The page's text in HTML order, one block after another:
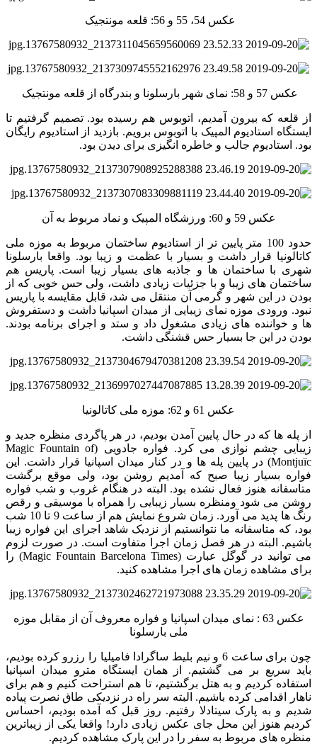
عکس 54، 55 و 56: قلعه مونتجیک
عکس 57 و 58: نمای شهر بارسلونا و بندرگاه از قلعه مونتجیک
از قلعه که بیرون آمدیم، اتوبوس هم رسیده بود. تصمیم گرفتیم تا
ایستگاه استادیوم المپیک با اتوبوس برویم. بازدید از استادیوم رایگان
بود. استادیوم جالب و خاطره انگیزی برای دیدن بود.
عکس 59 و 60: ورزشگاه المپیک و نماد مربوط به آن
حدود 100 متر پایین تر از استادیوم ساختمان مربوط به موزه ملی
کاتالونیا قرار داشت و بسیار با عظمت و زیبا بود. واقعا بارسلونا
شهری با ساختمان ها و جاذبه های بسیار زیبا است. پاریس هم
ساختمان های زیبا و با جزئیات زیادی داشت، ولی حس خوبی که از
بودن در این شهر و گرمی آن منتقل می شد، قابل مقایسه با پاریس
نبود. ورودی موزه نمای زیبایی از میدان اسپانیا داشت و دستفروش
ها و خواننده های زیادی مشغول داد و ستد و اجرای برنامه بودند.
بودن در این جا بسیار حس قشنگی داشت.
عکس 61 و 62: موزه ملی کاتالونیا
از پله ها که در حال پایین آمدن بودیم، در هر پاگردی منظره جدید و
زیبایی چشم نوازی می کرد. فواره جادویی (Magic Fountain of
Montjuïc) در پایین پله ها و در کنار میدان اسپانیا قرار داشت. این
فواره بسیار زیبا صبح که آمدیم روشن بود، ولی موقع برگشت
متاسفانه هنوز فعال نشده بود. البته در هنگام غروب و شب فواره
روشن می شود ومنظره بسیار زیبایی را همراه با موسیقی و رقص
رنگ ها پدید می آورد. زمان شروع نمایش هم از ساعت 9 تا 10 شب
بود، که متاسفانه ما نتوانستیم از نزدیک شاهد اجرای این فواره زیبا
باشیم. البته در هر فصل زمان اجرا متفاوت است. در صورت لزوم
می توانید در گوگل عبارت (Magic Fountain Barcelona Times) را
برای مشاهده زمان های اجرا مشاهده کنید.
عکس 63 : نمای میدان اسپانیا و فواره معروف آن از مقابل موزه
ملی بارسلونا
چون برای ساعت 6 و نیم بلیط ساگرادا فامیلیا را رزرو کرده بودیم،
باید سریع بر می گشتیم. از همان ایستگاه مترو میدان اسپانیا
استفاده کردیم و به هتل برگشتیم، تا هم استراحت کنیم و هم برای
ناهار اقدامی کرده باشیم. البته سر راه در نزدیکی طاق نصرت پیاده
شدیم و به پارک سیتادلا رفتیم. روز قبل که آمده بودیم، احساس
کردیم هنوز این محل جای عکس زیادی دارد! واقعا یکی از زیباترین
منظره های مربوط به سفر را در این پارک مشاهده کردیم.